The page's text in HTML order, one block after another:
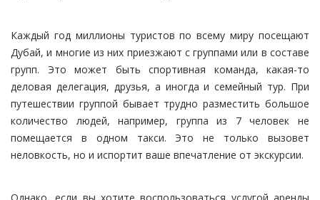
Каждый год миллионы туристов по всему миру посещают
Дубай, и многие из них приезжают с группами или в составе
групп. Это может быть спортивная команда, какая-то
деловая делегация, друзья, а иногда и семейный тур. При
путешествии группой бывает трудно разместить большое
количество людей, например, группа из 7 человек не
помещается в одном такси. Это не только вызовет
неловкость, но и испортит ваше впечатление от экскурсии.